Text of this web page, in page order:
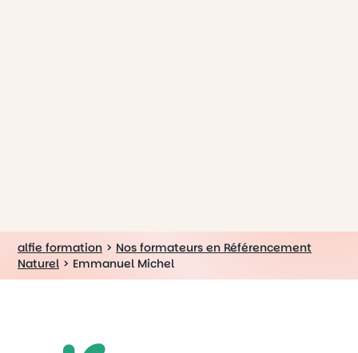
alfie formation > Nos formateurs en Référencement
Naturel > Emmanuel Michel